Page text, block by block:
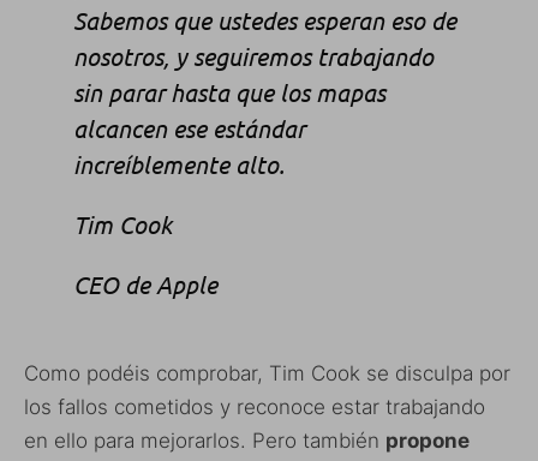
Sabemos que ustedes esperan eso de
nosotros, y seguiremos trabajando
sin parar hasta que los mapas
alcancen ese estándar
increíblemente alto.
Tim Cook
CEO de Apple
Como podéis comprobar, Tim Cook se disculpa por
los fallos cometidos y reconoce estar trabajando
en ello para mejorarlos. Pero también propone